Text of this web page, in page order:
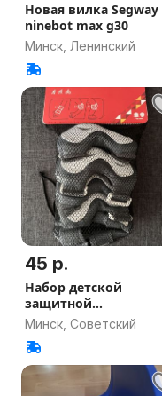
Новая вилка Segway
ninebot max g30
Минск, Ленинский
45 р.
Набор детской
защитной
экипировки
Минск, Советский